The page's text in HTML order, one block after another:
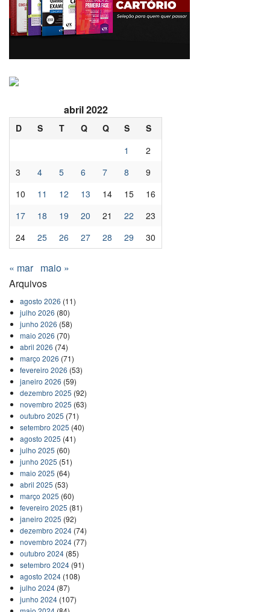
abril 2022
D S T Q Q S
S
1
2
3
4 5 6 7 8
9
10
11 12 13 14 15
16
17
18 19 20 21 22
23
24
25 26 27 28 29 30
« mar maio »
Arquivos
agosto 2026 (11)
julho 2026 (80)
junho 2026 (58)
maio 2026 (70)
abril 2026 (74)
março 2026 (71)
fevereiro 2026 (53)
janeiro 2026 (59)
dezembro 2025 (92)
novembro 2025 (63)
outubro 2025 (71)
setembro 2025 (40)
agosto 2025 (41)
julho 2025 (60)
junho 2025 (51)
maio 2025 (64)
abril 2025 (53)
março 2025 (60)
fevereiro 2025 (81)
janeiro 2025 (92)
dezembro 2024(74)
novembro 2024(77)
outubro 2024(85)
setembro 2024(91)
agosto 2024(108)
julho 2024(87)
junho 2024(107)